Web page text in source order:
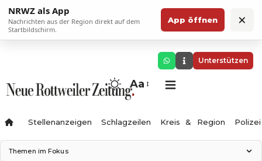
NRWZ als App
Nachrichten aus der Region direkt auf dem
Startbildschirm.
App öffnen ×
Unterstützen
Aa
Stellenanzeigen Schlagzeilen Kreis & Region Polizei
Themen im Fokus